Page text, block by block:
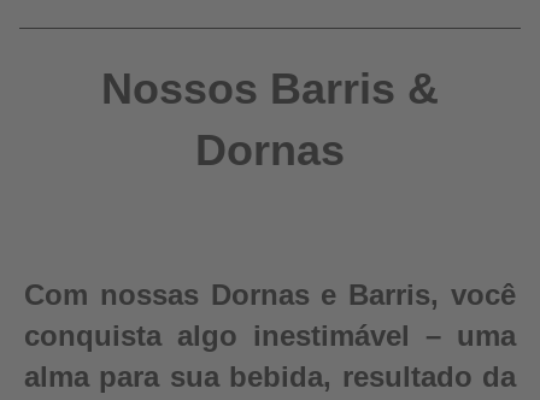
Nossos Barris &
Dornas
Com nossas Dornas e Barris, você
conquista algo inestimável – uma
alma para sua bebida, resultado da